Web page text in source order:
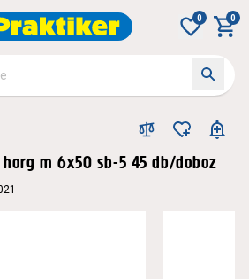
0 0
horg m 6x50 sb-5 45 db/doboz